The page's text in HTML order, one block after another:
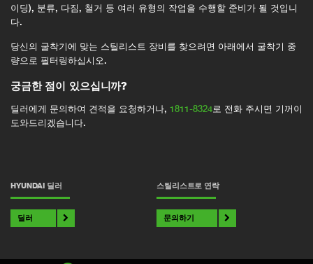
이딩), 분류, 다짐, 철거 등 여러 유형의 작업을 수행할 준비가 될 것입니
다.
당신의 굴착기에 맞는 스틸리스트 장비를 찾으려면 아래에서 굴착기 중
량으로 필터링하십시오.
궁금한 점이 있으십니까?
딜러에게 문의하여 견적을 요청하거나, 1811-8324로 전화 주시면 기꺼이
도와드리겠습니다.
HYUNDAI 딜러
딜러
스틸리스트로 연락
문의하기